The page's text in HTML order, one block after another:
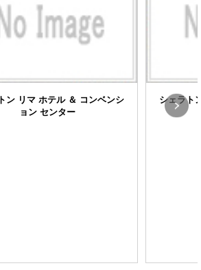
ン リマ ホテル ＆ コンベンシ
ョン センター
シェラト